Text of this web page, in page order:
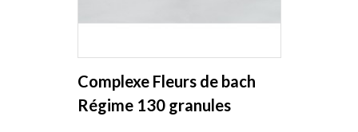
Complexe Fleurs de bach
Régime 130 granules